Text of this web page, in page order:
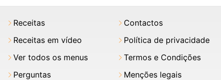
Receitas
Receitas em vídeo
Ver todos os menus
Perguntas
Contactos
Política de privacidade
Termos e Condições
Menções legais